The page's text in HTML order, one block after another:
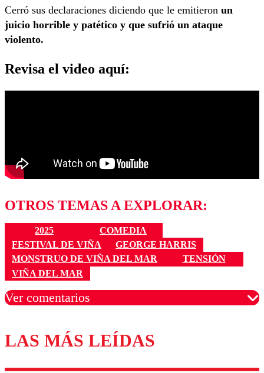
Cerró sus declaraciones diciendo que le emitieron un
juicio horrible y patético y que sufrió un ataque
violento.
Revisa el video aquí:
OTROS TEMAS A EXPLORAR:
2025
COMEDIA
FESTIVAL DE VIÑA
GEORGE HARRIS
MONSTRUO DE VIÑA DEL MAR
TENSIÓN
VIÑA DEL MAR
Ver comentarios
Los comentarios son moderados para garantizar un
diálogo respetuoso.
LAS MÁS LEÍDAS